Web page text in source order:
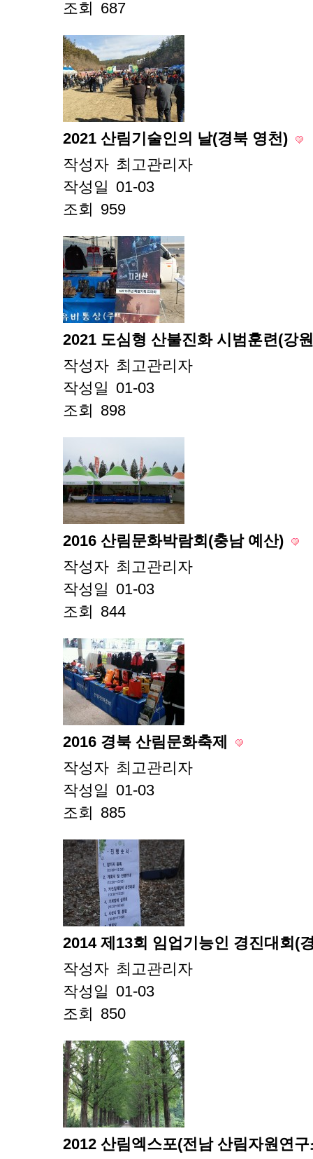
조회 687
2021 산림기술인의 날(경북 영천)
작성자 최고관리자
작성일 01-03
조회 959
2021 도심형 산불진화 시범훈련(강
작성자 최고관리자
작성일 01-03
조회 898
2016 산림문화박람회(충남 예산)
작성자 최고관리자
작성일 01-03
조회 844
2016 경북 산림문화축제
작성자 최고관리자
작성일 01-03
조회 885
2014 제13회 임업기능인 경진대회(
작성자 최고관리자
작성일 01-03
조회 850
2012 산림엑스포(전남 산림자원연